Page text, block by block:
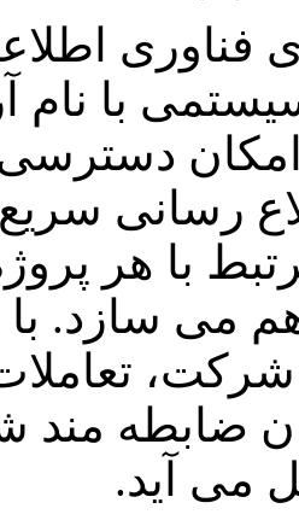
فناوری
با نام
دسترسی
رسانی
با هر
می سازد. با
ضابطه مند
می آید.